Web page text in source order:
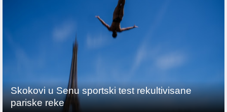
Skokovi u Senu sportski test rekultivisane
pariske reke